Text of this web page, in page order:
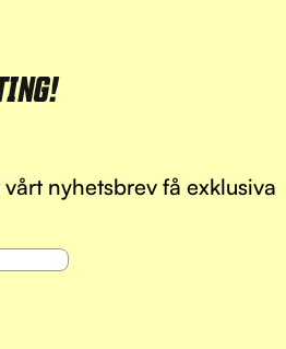
nyhetsbrev få exklusiva